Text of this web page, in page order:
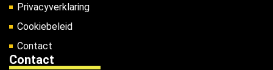
Privacyverklaring
Cookiebeleid
Contact
Contact